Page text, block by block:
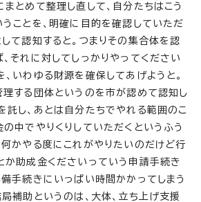
とめて整理し直して、自分たちはこう
ことを、明確に目的を確認していただ
て認知すると。つまりその集合体を認
それに対してしっかりやってください
いわゆる財源を確保してあげようと。
理する団体というのを市が認めて認知し
託し、あとは自分たちでやれる範囲のこ
中でやりくりしていただくというふう
何かやる度にこれがやりたいのだけど行
か助成金くださいっていう申請手続き
手続きにいっぱい時間かかってしまう
補助というのは、大体、立ち上げ支援